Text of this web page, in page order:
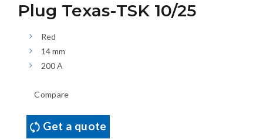
Plug Texas-TSK 10/25
Red
14 mm
200 A
Compare
Get a quote